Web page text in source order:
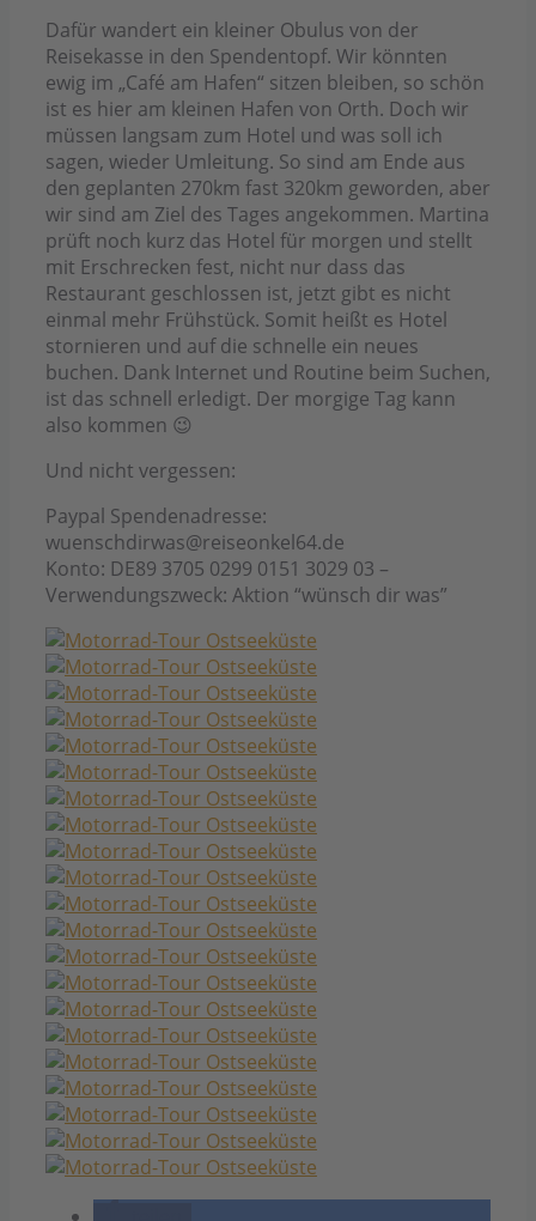
Dafür wandert ein kleiner Obulus von der
Reisekasse in den Spendentopf. Wir könnten
ewig im „Café am Hafen“ sitzen bleiben, so schön
ist es hier am kleinen Hafen von Orth. Doch wir
müssen langsam zum Hotel und was soll ich
sagen, wieder Umleitung. So sind am Ende aus
den geplanten 270km fast 320km geworden, aber
wir sind am Ziel des Tages angekommen. Martina
prüft noch kurz das Hotel für morgen und stellt
mit Erschrecken fest, nicht nur dass das
Restaurant geschlossen ist, jetzt gibt es nicht
einmal mehr Frühstück. Somit heißt es Hotel
stornieren und auf die schnelle ein neues
buchen. Dank Internet und Routine beim Suchen,
ist das schnell erledigt. Der morgige Tag kann
also kommen 😉
Und nicht vergessen:
Paypal Spendenadresse:
wuenschdirwas@reiseonkel64.de
Konto: DE89 3705 0299 0151 3029 03 –
Verwendungszweck: Aktion “wünsch dir was”